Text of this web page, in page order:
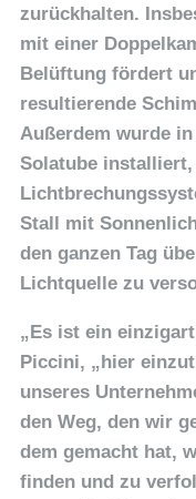
zurückhalten.
mit einer
Belüftung fördert
resultierende
Außerdem wurde
Solatube
Stall mit
den ganzen Tag
Lichtquelle zu
„Es ist ein
Piccini, „hier
unseres
den Weg, den wir
dem gemacht hat,
finden und zu